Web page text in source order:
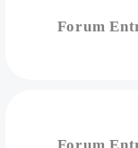
Forum